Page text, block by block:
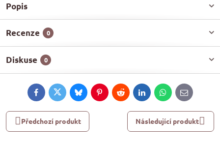
Popis
Recenze 0
Diskuse 0
FacebookTwitterBlueskyPinterestRedditLinkedInWhatsApp
E-
mail
Předchozí produkt Následující produkt